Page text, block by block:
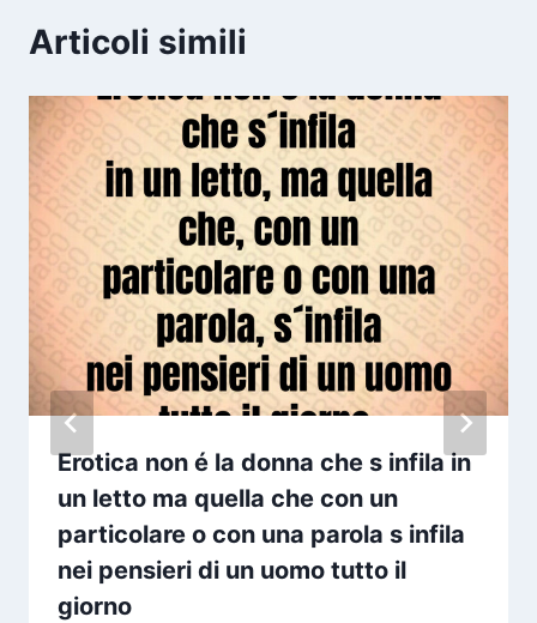
Articoli simili
Erotica non é la donna che s infila in
un letto ma quella che con un
particolare o con una parola s infila
nei pensieri di un uomo tutto il
giorno